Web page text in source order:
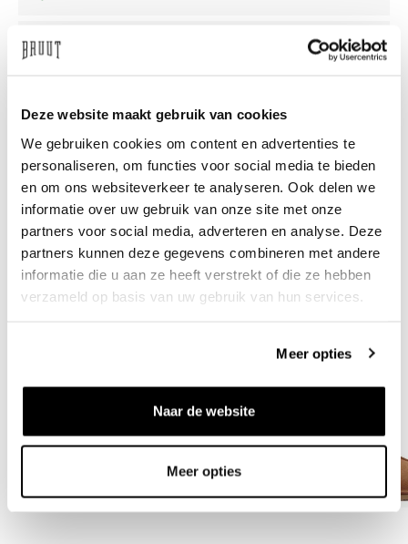
Deze website maakt gebruik van cookies
We gebruiken cookies om content en advertenties te
personaliseren, om functies voor social media te bieden
en om ons websiteverkeer te analyseren. Ook delen we
informatie over uw gebruik van onze site met onze
partners voor social media, adverteren en analyse. Deze
partners kunnen deze gegevens combineren met andere
informatie die u aan ze heeft verstrekt of die ze hebben
verzameld op basis van uw gebruik van hun services.
Meer opties
Naar de website
Meer opties
Need help?We're glad to help
info@bruut.nl Live chat Whatsapp
About this product
Shipment and returns
Related products